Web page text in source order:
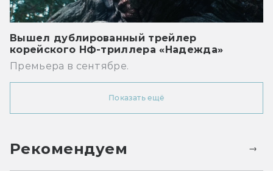
Вышел дублированный трейлер
корейского НФ-триллера «Надежда»
Премьера в сентябре.
Показать ещё
Рекомендуем